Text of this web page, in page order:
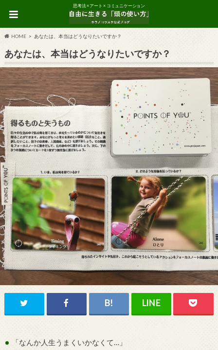
思考法 × アート × コミュニケーション
HOME あなたは、本当はどうなりたいですか？
あなたは、本当はどうなりたいですか？
「なんか人生うまくいかなくて…」